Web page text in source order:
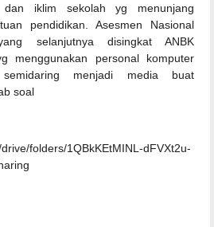
dan iklim sekolah yg menunjang
pendidikan. Asesmen Nasional
selanjutnya disingkat ANBK
menggunakan personal komputer
menjadi media buat
soal
folders/1QBkKEtMINL-dFVXt2u-